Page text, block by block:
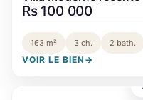
Rs 100 000
163 m² 3 ch. 2 bath.
VOIR LE BIEN →